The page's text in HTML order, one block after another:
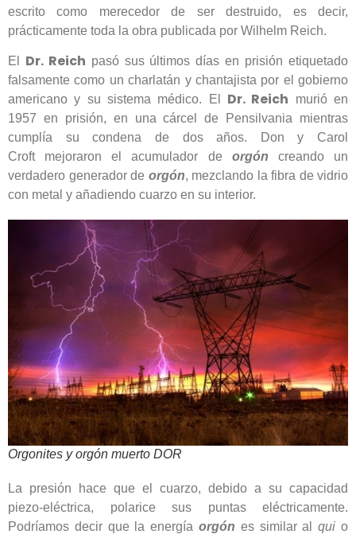
escrito como merecedor de ser destruido, es decir,
prácticamente toda la obra publicada por Wilhelm Reich.
El Dr. Reich pasó sus últimos días en prisión etiquetado
falsamente como un charlatán y chantajista por el gobierno
americano y su sistema médico. El Dr. Reich murió en
1957 en prisión, en una cárcel de Pensilvania mientras
cumplía su condena de dos años. Don y Carol
Croft mejoraron el acumulador de orgón creando un
verdadero generador de orgón, mezclando la fibra de vidrio
con metal y añadiendo cuarzo en su interior.
Orgonites y orgón muerto DOR
La presión hace que el cuarzo, debido a su capacidad
piezo-eléctrica, polarice sus puntas eléctricamente.
Podríamos decir que la energía orgón es similar alqui o